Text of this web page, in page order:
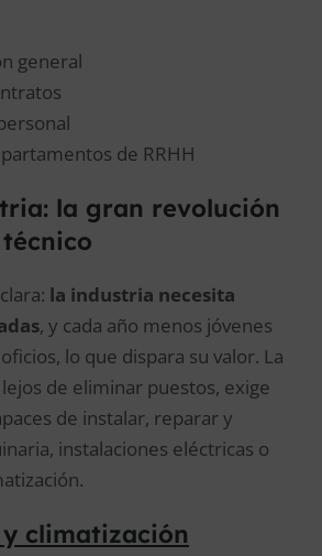
general
de RRHH
la gran revolución
la industria necesita
, y cada año menos jóvenes
lo que dispara su valor. La
de eliminar puestos, exige
de instalar, reparar y
instalaciones eléctricas o
climatización